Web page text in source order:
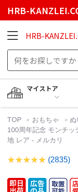
HRB-
HRB-
マイストア
TOP おもちゃ ぬ
100周年記念 モンチッ
地 レア - メルカリ
(2835)